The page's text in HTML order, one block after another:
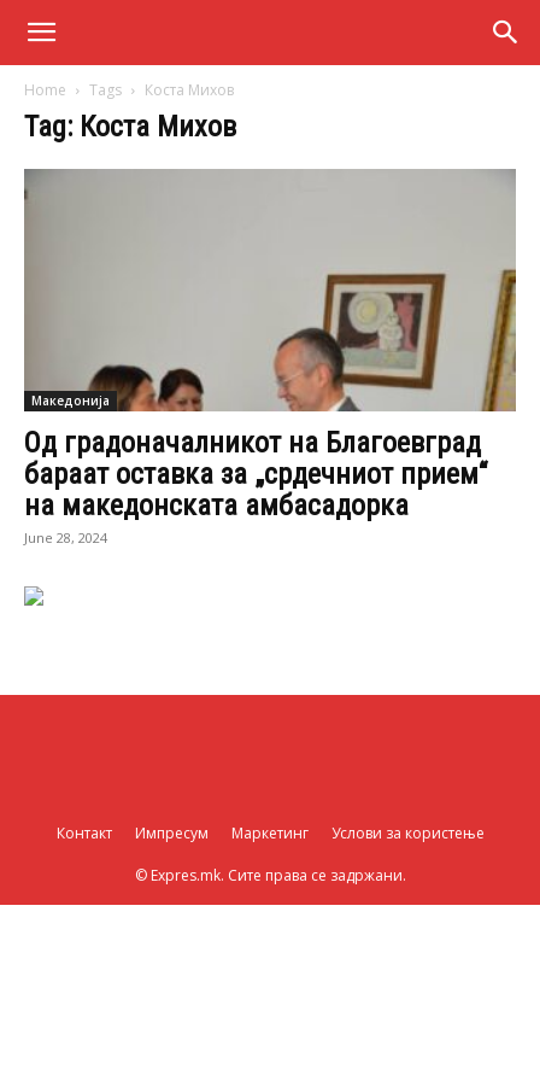
Home Tags Коста Михов
Tag: Коста Михов
Македонија
Од градоначалникот на Благоевград
бараат оставка за „срдечниот прием“
на македонската амбасадорка
June 28, 2024
Контакт Импресум Маркетинг Услови за користење
© Expres.mk. Сите права се задржани.